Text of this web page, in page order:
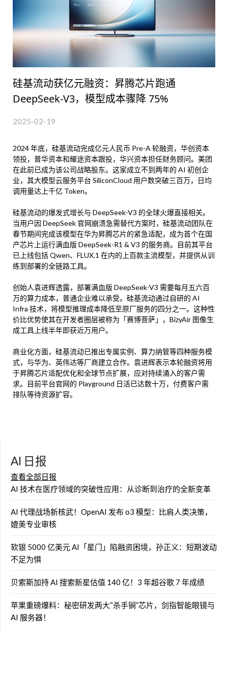
硅基流动获亿元融资：昇腾芯片跑通
DeepSeek-V3，模型成本骤降 75%
2025-02-19
2024 年底，硅基流动完成亿元人民币 Pre-A 轮融资，华创资本
领投，普华资本和耀途资本跟投，华兴资本担任财务顾问。美团
在此前已成为该公司战略股东。这家成立不到两年的 AI 初创企
业，其大模型云服务平台 SiliconCloud 用户数突破三百万，日均
调用量达上千亿 Token。
硅基流动的爆发式增长与 DeepSeek-V3 的全球火爆直接相关。
当用户因 DeepSeek 官网崩溃急需替代方案时，硅基流动团队在
春节期间完成该模型在华为昇腾芯片的紧急适配，成为首个在国
产芯片上运行满血版 DeepSeek-R1 & V3 的服务商。目前其平台
已上线包括 Qwen、FLUX.1 在内的上百款主流模型，并提供从训
练到部署的全链路工具。
创始人袁进辉透露，部署满血版 DeepSeek-V3 需要每月五六百
万的算力成本，普通企业难以承受。硅基流动通过自研的 AI
Infra 技术，将模型推理成本降低至原厂服务的四分之一。这种性
价比优势使其在开发者圈层被称为「赛博菩萨」，BizyAir 图像生
成工具上线半年即获近万用户。
商业化方面，硅基流动已推出专属实例、算力纳管等四种服务模
式，与华为、英伟达等厂商建立合作。袁进辉表示本轮融资将用
于昇腾芯片适配优化和全球节点扩展，应对持续涌入的客户需
求。目前平台官网的 Playground 日活已达数十万，付费客户需
排队等待资源扩容。
AI 日报
查看全部日报
AI 技术在医疗领域的突破性应用：从诊断到治疗的全新变革
AI 代理战场新核武！OpenAI 发布 o3 模型：比肩人类决策，
媲美专业审核
软银 5000 亿美元 AI「星门」陷融资困境，孙正义：短期波动
不足为惧
贝索斯加持 AI 搜索新星估值 140 亿！3 年超谷歌 7 年成绩
苹果重磅爆料：秘密研发两大“杀手锏”芯片，剑指智能眼镜与
AI 服务器！